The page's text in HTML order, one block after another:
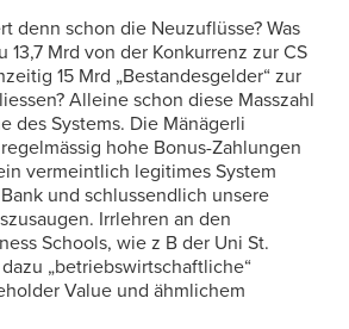
denn schon die Neuzuflüsse? Was
13,7 Mrd von der Konkurrenz zur CS
15 Mrd „Bestandesgelder“ zur
Alleine schon diese Masszahl
des Systems. Die Mänägerli
hohe Bonus-Zahlungen
vermeintlich legitimes System
und schlussendlich unsere
Irrlehren an den
Schools, wie z B der Uni St.
„betriebswirtschaftliche“
Value und ähmlichem